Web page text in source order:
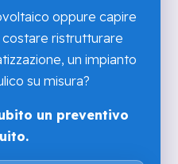
oppure capire
ristrutturare
un impianto
su misura?
un preventivo